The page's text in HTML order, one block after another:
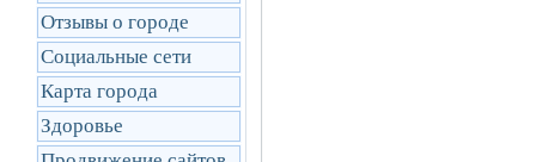
Отзывы о городе
Социальные сети
Карта города
Здоровье